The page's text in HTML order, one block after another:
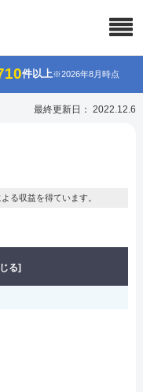
件以上※2026年8月時点
最終更新日： 2022.12.6
る収益を得ています。
る]